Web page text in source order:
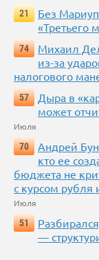
21
Без
«Третьего
74
Михаил
из-за
налогового
57
Дыра в
может
Июля
70
Андрей
кто ее
бюджета не
с курсом
Июля
51
—